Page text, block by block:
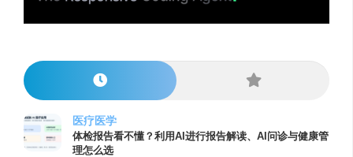
医疗医学
体检报告看不懂？利用AI进行报告解读、AI问诊与健康管
理怎么选